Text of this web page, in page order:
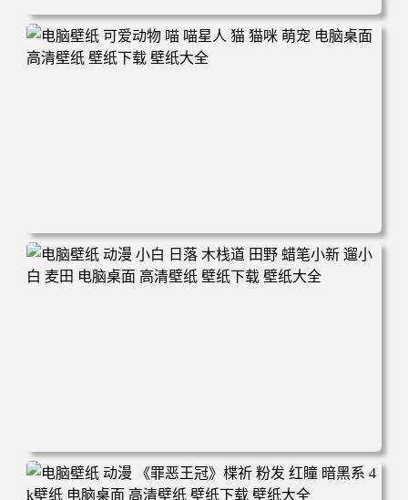
电脑壁纸 动漫 冬季 公交车 朱迪狐尼克 4K 电脑壁纸 3840x2
160 电脑桌面 高清壁纸 壁纸下载 壁纸大全
电脑壁纸 可爱动物 喵 喵星人 猫 猫咪 萌宠 电脑桌面 高清壁
纸 壁纸下载 壁纸大全
电脑壁纸 动漫 小白 日落 木栈道 田野 蜡笔小新 遛小白 麦田
电脑桌面 高清壁纸 壁纸下载 壁纸大全